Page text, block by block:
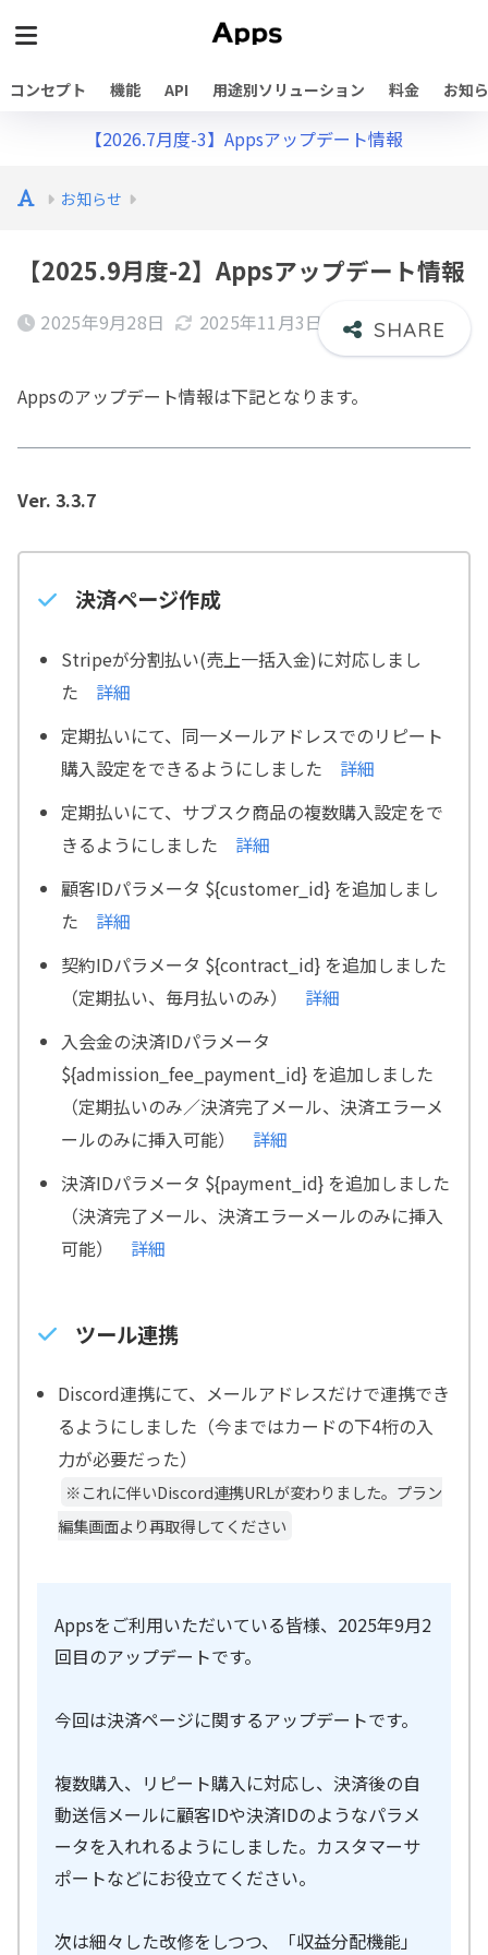
コンセプト 機能 API 用途別ソリューション 料金 お知
【2026.7月度-3】Appsアップデート情報
お知らせ
【2025.9月度-2】Appsアップデート情報
2025年9月28日 2025年11月3日
Appsのアップデート情報は下記となります。
Ver. 3.3.7
決済ページ作成
Stripeが分割払い(売上一括入金)に対応しまし
た 詳細
定期払いにて、同一メールアドレスでのリピート
購入設定をできるようにしました 詳細
定期払いにて、サブスク商品の複数購入設定をで
きるようにしました 詳細
顧客IDパラメータ ${customer_id} を追加しまし
た 詳細
契約IDパラメータ ${contract_id} を追加しました
（定期払い、毎月払いのみ） 詳細
入会金の決済IDパラメータ
${admission_fee_payment_id} を追加しました
（定期払いのみ／決済完了メール、決済エラーメ
ールのみに挿入可能） 詳細
決済IDパラメータ ${payment_id} を追加しました
（決済完了メール、決済エラーメールのみに挿入
可能） 詳細
ツール連携
Discord連携にて、メールアドレスだけで連携でき
るようにしました（今まではカードの下4桁の入
力が必要だった）
※これに伴いDiscord連携URLが変わりました。プラン
編集画面より再取得してください
Appsをご利用いただいている皆様、2025年9月2
回目のアップデートです。
今回は決済ページに関するアップデートです。
複数購入、リピート購入に対応し、決済後の自
動送信メールに顧客IDや決済IDのようなパラメ
ータを入れれるようにしました。カスタマーサ
ポートなどにお役立てください。
次は細々した改修をしつつ、「収益分配機能」